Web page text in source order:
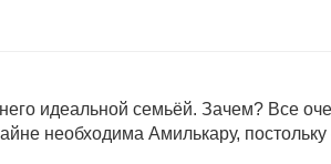
идеальной семьёй. Зачем? Все
необходима Амилькару, постольку